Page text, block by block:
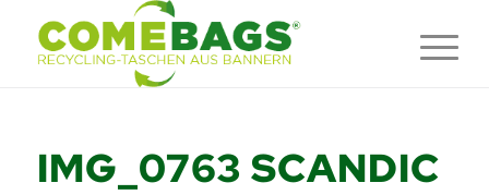
IMG_0763 SCANDIC